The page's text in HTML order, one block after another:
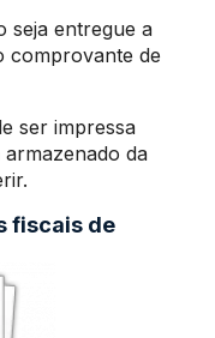
seja entregue a
comprovante de
ser impressa
da
fiscais de